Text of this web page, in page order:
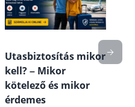
Utasbiztosítás mikor
kell? – Mikor
kötelező és mikor
érdemes